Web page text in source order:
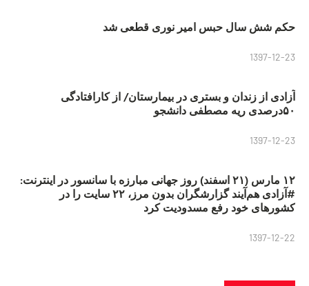
حکم شش سال حبس امیر نوری قطعی شد
1397-12-23
آزادی از زندان و بستری در بیمارستان/ از کارافتادگی
۵۰درصدی ریه مصطفی دانشجو
1397-12-23
۱۲ مارس (۲۱ اسفند) روز جهانی مبارزه با سانسور در اینترنت:
#آزادی هم‌آیند گزارشگران‌ بدون مرز، ۲۲ سایت را در
کشورهای خود رفع مسدودیت کرد
1397-12-22